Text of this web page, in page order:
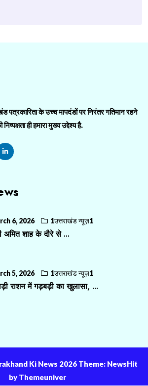
पत्रकारिता के उच्च मापदंडों पर निरंतर गतिमान रहने
ही हमारा मुख्य उद्देश्य है.
6, 2026 1उत्तराखंड न्यूज़1
अमित शाह के दौरे से ...
5, 2026 1उत्तराखंड न्यूज़1
राशन में गड़बड़ी का खुलासा, ...
Ki News 2026 Theme: NewsHit
by Themeuniver